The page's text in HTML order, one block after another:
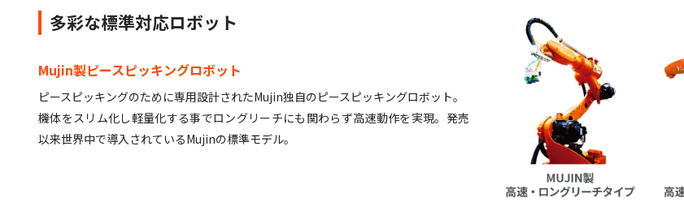
多彩な標準対応ロボット
Mujin製ピースピッキングロボット
ピースピッキングのために専用設計されたMujin独自のピースピッキングロボット。
機体をスリム化し軽量化する事でロングリーチにも関わらず高速動作を実現。発売
以来世界中で導入されているMujinの標準モデル。